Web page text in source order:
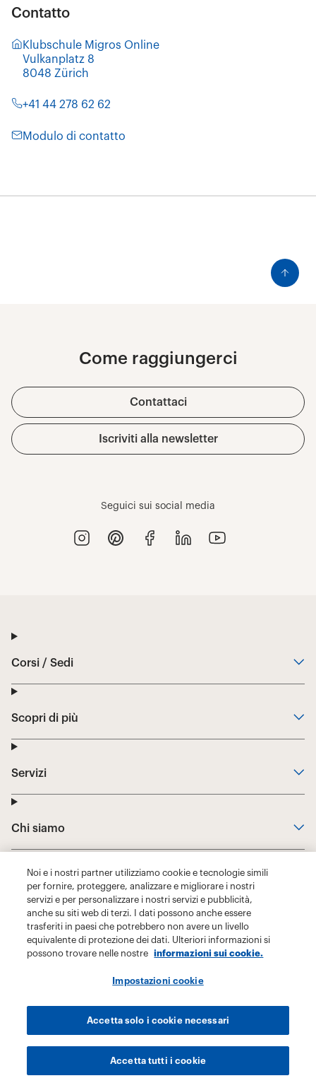
Noi e i nostri partner utilizziamo cookie e tecnologie simili
per fornire, proteggere, analizzare e migliorare i nostri
servizi e per personalizzare i nostri servizi e pubblicità,
anche su siti web di terzi. I dati possono anche essere
trasferiti in paesi che potrebbero non avere un livello
equivalente di protezione dei dati. Ulteriori informazioni si
possono trovare nelle nostre
informazioni sui cookie.
Impostazioni cookie
Accetta solo i cookie necessari
Accetta tutti i cookie